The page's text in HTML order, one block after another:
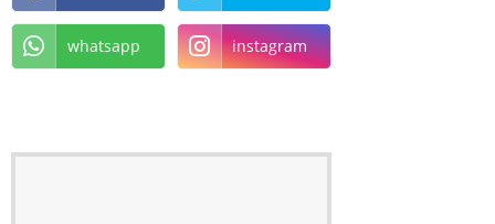
whatsapp instagram